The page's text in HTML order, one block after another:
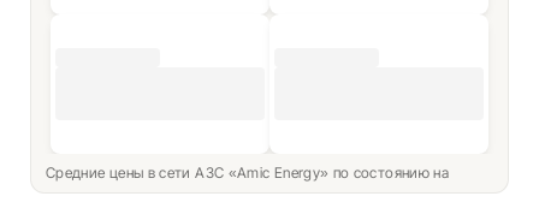
Средние цены в сети АЗС «Amic Energy» по состоянию на